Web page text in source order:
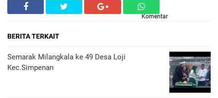
Komentar
BERITA TERKAIT
Semarak Milangkala ke 49 Desa Loji
Kec.Simpenan